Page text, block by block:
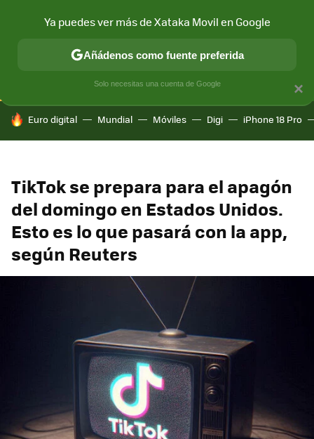
CONECTIVIDAD MÓVIL Y SOCIEDAD APLICACIONES
HOY SE HABLA DE
Euro digital Mundial Móviles Digi iPhone 18 Pro
TikTok se prepara para el apagón
del domingo en Estados Unidos.
Esto es lo que pasará con la app,
según Reuters
×
Ya puedes ver más de Xataka Movil en Google
Añádenos como fuente preferida
Solo necesitas una cuenta de Google